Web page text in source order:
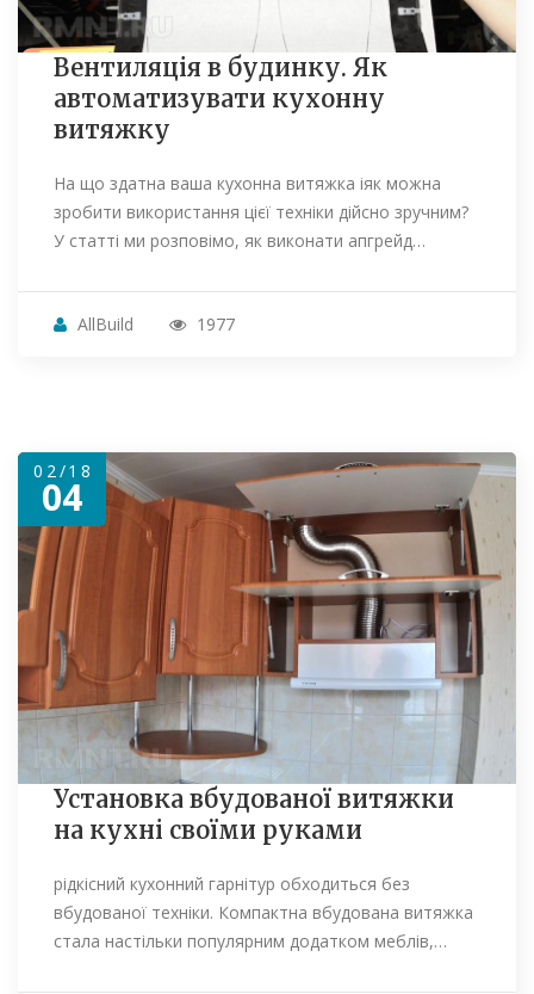
Вентиляція в будинку. Як
автоматизувати кухонну
витяжку
На що здатна ваша кухонна витяжка іяк можна
зробити використання цієї техніки дійсно зручним?
У статті ми розповімо, як виконати апгрейд…
AllBuild 1977
02/18
04
Установка вбудованої витяжки
на кухні своїми руками
рідкісний кухонний гарнітур обходиться без
вбудованої техніки. Компактна вбудована витяжка
стала настільки популярним додатком меблів,…